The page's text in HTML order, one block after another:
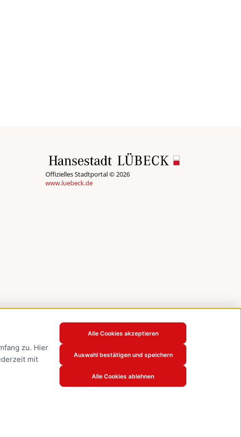
zu. Hier
mit
Alle Cookies akzeptieren
Auswahl bestätigen und speichern
Alle Cookies ablehnen
Offizielles Stadtportal © 2026
www.luebeck.de